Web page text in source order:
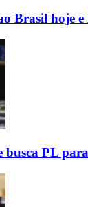
Brasil hoje
PL